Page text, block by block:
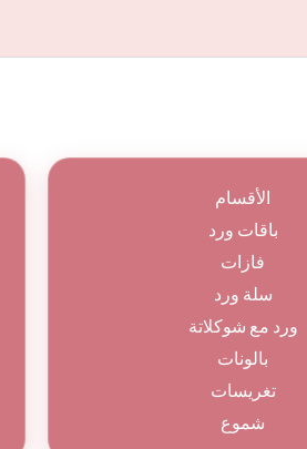
الأقسام
باقات ورد
فازات
سلة ورد
ورد مع شوكلاتة
بالونات
تغريسات
شموع